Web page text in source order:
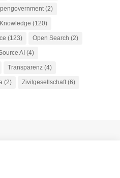
(2)
(120)
(123) Open Search (2)
AI (4)
Transparenz(4)
(2) Zivilgesellschaft(6)